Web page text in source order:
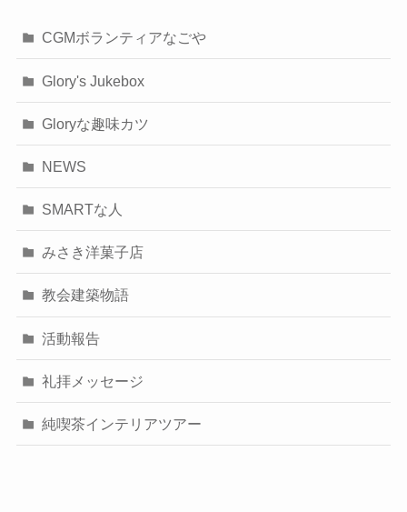
CGMボランティアなごや
Glory's Jukebox
Gloryな趣味カツ
NEWS
SMARTな人
みさき洋菓子店
教会建築物語
活動報告
礼拝メッセージ
純喫茶インテリアツアー